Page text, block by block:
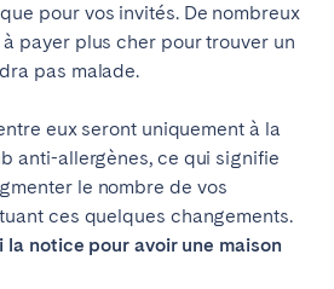
pour vos invités. De nombreux
payer plus cher pour trouver un
pas malade.
eux seront uniquement à la
anti-allergènes, ce qui signifie
le nombre de vos
ces quelques changements.
la notice pour avoir une maison